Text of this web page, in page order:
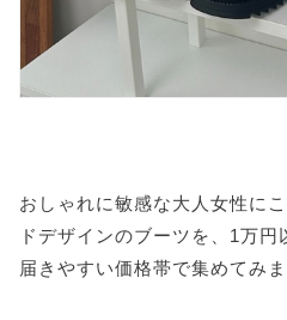
おしゃれに敏感な大人女性に
ドデザインのブーツを、1万
届きやすい価格帯で集めてみ